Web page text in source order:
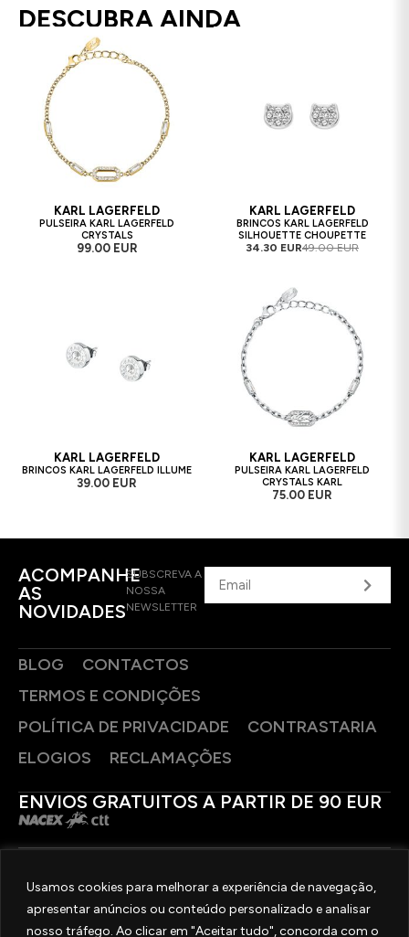
Usamos cookies para melhorar a experiência de navegação,
apresentar anúncios ou conteúdo personalizado e analisar
nosso tráfego. Ao clicar em "Aceitar tudo", concorda com o
DESCUBRA AINDA
KARL LAGERFELD
PULSEIRA KARL LAGERFELD
CRYSTALS
99.00 EUR
KARL LAGERFELD
BRINCOS KARL LAGERFELD
SILHOUETTE CHOUPETTE
34.30 EUR49.00 EUR
KARL LAGERFELD
BRINCOS KARL LAGERFELD ILLUME
39.00 EUR
KARL LAGERFELD
PULSEIRA KARL LAGERFELD
CRYSTALS KARL
75.00 EUR
ACOMPANHE
AS
NOVIDADES
SUBSCREVA A
NOSSA
NEWSLETTER
BLOG
CONTACTOS
TERMOS E CONDIÇÕES
POLÍTICA DE PRIVACIDADE
CONTRASTARIA
ELOGIOS
RECLAMAÇÕES
ENVIOS GRATUITOS A PARTIR DE 90 EUR
SIGA-NOS